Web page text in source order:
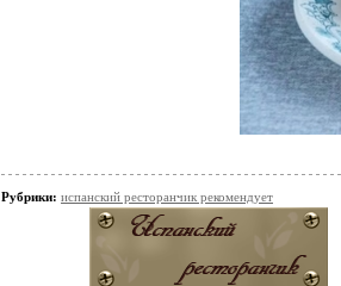
Рубрики: испанский ресторанчик рекомендует